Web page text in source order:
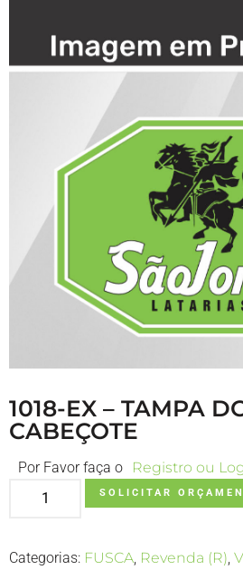
1018-EX – TAMPA
CABEÇOTE
Por Favor faça o Registro ou
SOLICITAR
Categorias: FUSCA, Revenda (R),